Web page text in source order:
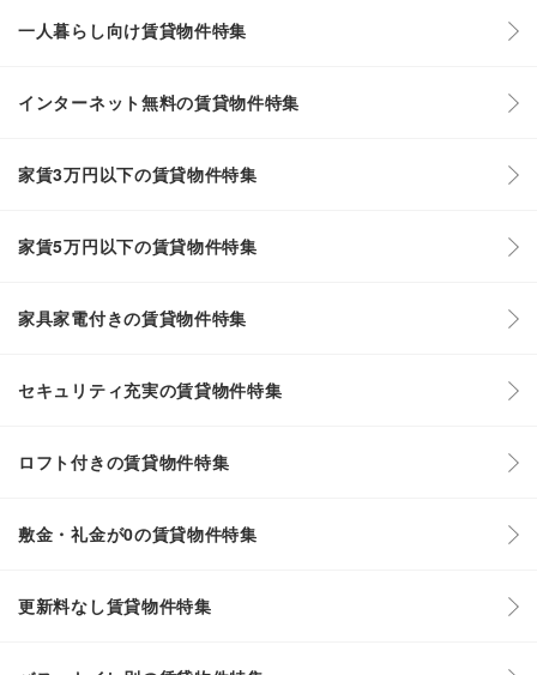
一人暮らし向け賃貸物件特集
インターネット無料の賃貸物件特集
家賃3万円以下の賃貸物件特集
家賃5万円以下の賃貸物件特集
家具家電付きの賃貸物件特集
セキュリティ充実の賃貸物件特集
ロフト付きの賃貸物件特集
敷金・礼金が0の賃貸物件特集
更新料なし賃貸物件特集